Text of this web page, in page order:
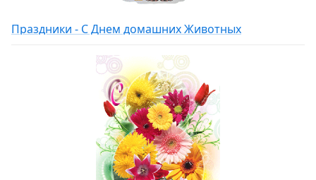
Праздники - С Днем домашних Животных